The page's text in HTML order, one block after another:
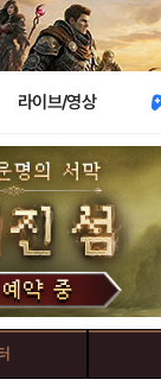
라이브/영상